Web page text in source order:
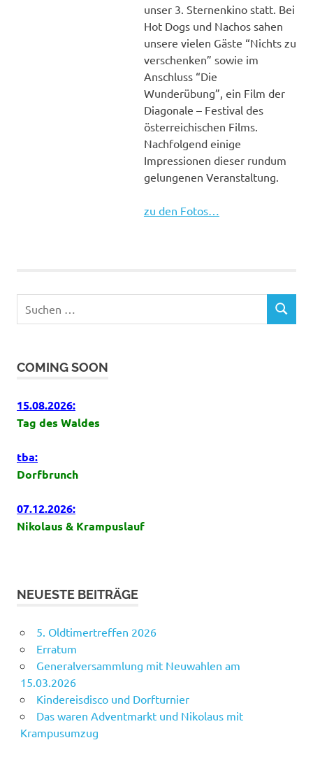
unser 3. Sternenkino statt. Bei
Hot Dogs und Nachos sahen
unsere vielen Gäste “Nichts zu
verschenken” sowie im
Anschluss “Die
Wunderübung”, ein Film der
Diagonale – Festival des
österreichischen Films.
Nachfolgend einige
Impressionen dieser rundum
gelungenen Veranstaltung.
zu den Fotos…
nach:
SUCHEN
COMING SOON
15.08.2026:
Tag des Waldes
tba:
Dorfbrunch
07.12.2026:
Nikolaus & Krampuslauf
NEUESTE BEITRÄGE
5. Oldtimertreffen 2026
Erratum
Generalversammlung mit Neuwahlen am
15.03.2026
Kindereisdisco und Dorfturnier
Das waren Adventmarkt und Nikolaus mit
Krampusumzug